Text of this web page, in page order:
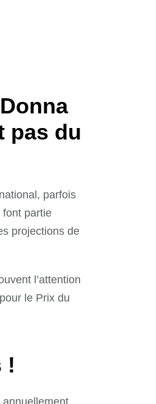
pas du
parfois
font partie
projections de
l’attention
le Prix du
!